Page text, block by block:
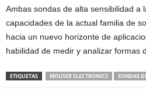
Ambas sondas de alta sensibilidad a
capacidades de la actual familia de
hacia un nuevo horizonte de
habilidad de medir y analizar formas
ETIQUETAS MOUSER ELECTRONICS SONDAS